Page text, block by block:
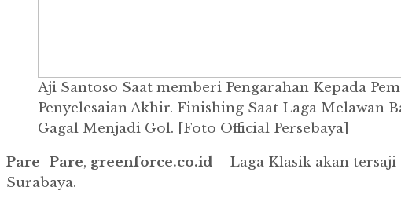
Aji Santoso Saat memberi Pengarahan Kepada
Penyelesaian Akhir. Finishing Saat Laga Melawan
Gagal Menjadi Gol. [Foto Official Persebaya]
Pare–Pare, greenforce.co.id – Laga Klasik akan
Surabaya.